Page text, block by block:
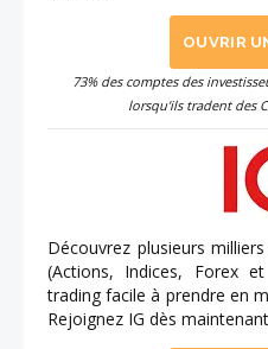
OUVRIR
73% des comptes des
lorsqu'ils tradent des
Découvrez plusieurs
(Actions, Indices, Forex
trading facile à prendre en
Rejoignez IG dès